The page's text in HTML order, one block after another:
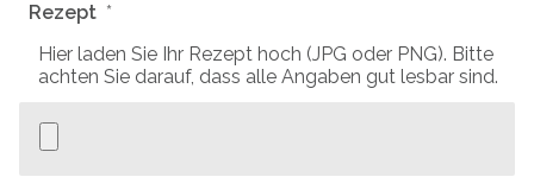
Rezept
Hier laden Sie Ihr Rezept hoch (JPG oder PNG). Bitte
achten Sie darauf, dass alle Angaben gut lesbar sind.